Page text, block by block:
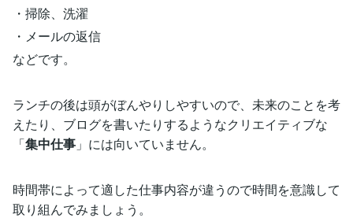
・掃除、洗濯
・メールの返信
などです。
ランチの後は頭がぼんやりしやすいので、未来のことを考
えたり、ブログを書いたりするようなクリエイティブな
「集中仕事 」には向いていません。
時間帯によって適した仕事内容が違うので時間を意識して
取り組んでみましょう。